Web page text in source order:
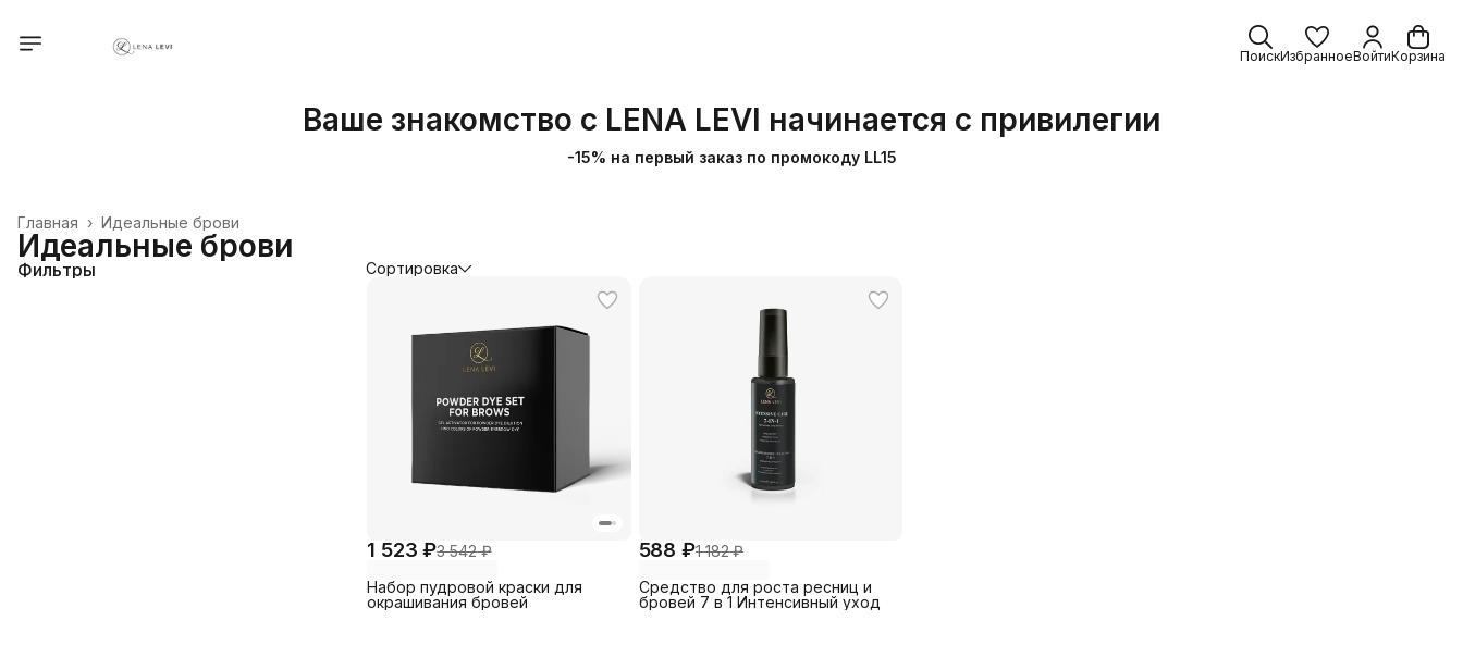
ПоискИзбранноеВойтиКорзина
Ваше знакомство с LENA LEVI начинается с привилегии
-15% на первый заказ по промокоду LL15
Идеальные брови
Главная ›
Идеальные брови
Фильтры Сортировка
1 523 ₽3 542 ₽
Набор пудровой краски для
окрашивания бровей
588 ₽1 182 ₽
Средство для роста ресниц и
бровей 7 в 1 Интенсивный уход